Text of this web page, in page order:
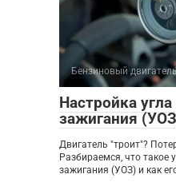
Бензиновый
Настройка
зажигания
Двигатель "троит"?
Разбираемся, что такое
зажигания (УОЗ) и как